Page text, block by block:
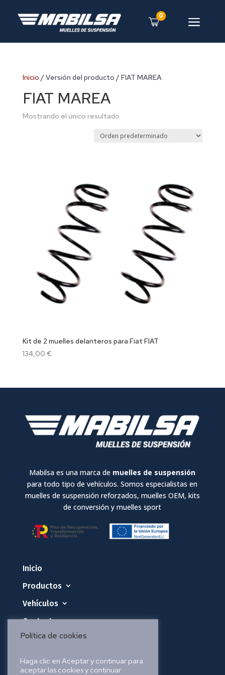
0 a
Inicio / Versión del producto / FIAT MAREA
FIAT MAREA
Mostrando el único resultado
Kit de 2 muelles delanteros para Fiat FIAT
134,00 €
Mabilsa es una marca de muelles de suspensión
para todo tipo de vehículos. Somos especialistas en
muelles de suspensión reforzados, muelles OEM, kits
de conversión y muelles sport
Inicio
Productos
Vehículos
Contacto
Política de cookies
Política de cookies
Haga clic en Aceptar y continuar para
aceptar las cookies y continuar